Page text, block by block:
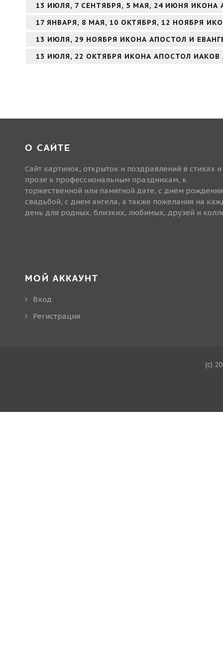
13 ИЮЛЯ, 7 СЕНТЯБРЯ, 5 МАЯ, 24 ИЮНЯ
17 ЯНВАРЯ, 8 МАЯ, 10 ОКТЯБРЯ, 12 НОЯБРЯ
13 ИЮЛЯ, 29 НОЯБРЯ ИКОНА АПОСТОЛ И
13 ИЮЛЯ, 22 ОКТЯБРЯ ИКОНА АПОСТОЛ ИАКОВ
О САЙТЕ
Сайт картинок, открыток и поздравлений в стихах и
прозе к профессиональным праздникам, к
торжественной или памятной дате, с днем
свадьбой, с днем ангела, а также пожелания на
день для родных, близких, любимых, друзей и
МОЙ АККАУНТ
Вход
Регистрация
(c)